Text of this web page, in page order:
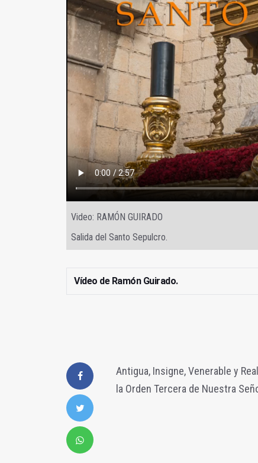
Video: RAMÓN GUIRADO
Salida del Santo Sepulcro.
Vídeo de Ramón Guirado.
Antigua, Insigne, Venerable y
la Orden Tercera de Nuestra